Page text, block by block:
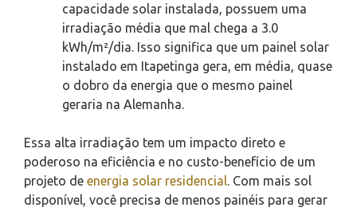
capacidade solar instalada, possuem uma
irradiação média que mal chega a 3.0
kWh/m²/dia. Isso significa que um painel solar
instalado em Itapetinga gera, em média, quase
o dobro da energia que o mesmo painel
geraria na Alemanha.
Essa alta irradiação tem um impacto direto e
poderoso na eficiência e no custo-benefício de um
projeto de energia solar residencial
. Com mais sol
disponível, você precisa de menos painéis para gerar